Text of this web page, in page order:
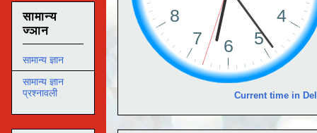
Current time in
सामान्य
ज्ञान
सामान्य ज्ञान
सामान्य ज्ञान
प्रश्नावली